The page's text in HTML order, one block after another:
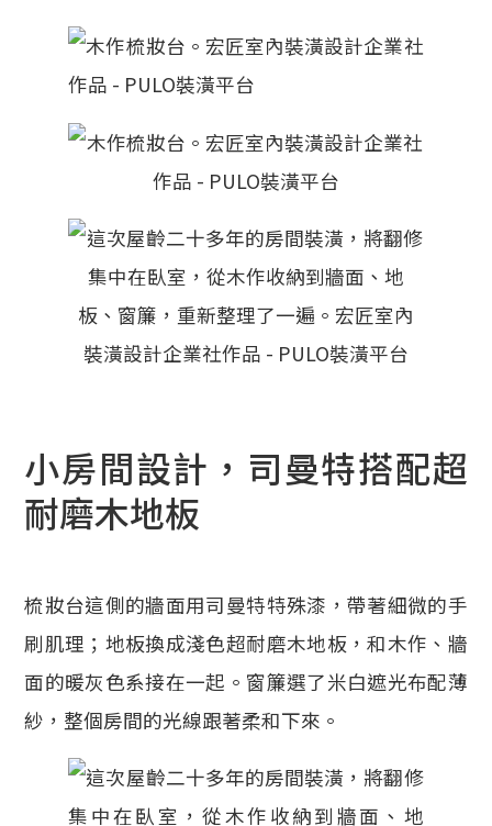
小房間設計，司曼特搭配超
耐磨木地板
梳妝台這側的牆面用司曼特特殊漆，帶著細微的手
刷肌理；地板換成淺色超耐磨木地板，和木作、牆
面的暖灰色系接在一起。窗簾選了米白遮光布配薄
紗，整個房間的光線跟著柔和下來。